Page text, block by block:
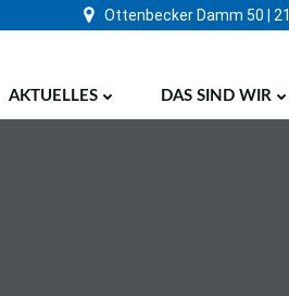
Ottenbecker Damm 50 |
AKTUELLES DAS SIND WIR